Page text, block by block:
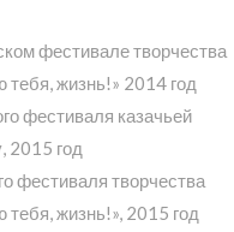
фестивале творчества
жизнь!» 2014 год
фестиваля казачьей
2015 год
фестиваля творчества
жизнь!», 2015 год